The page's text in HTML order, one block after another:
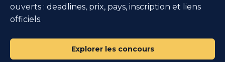
ouverts : deadlines, prix, pays, inscription et liens
officiels.
Explorer les concours